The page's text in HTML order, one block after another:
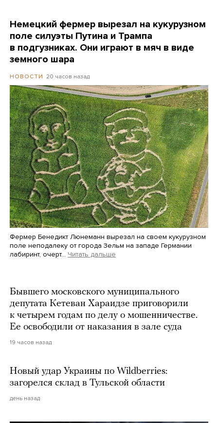
Немецкий фермер вырезал на кукурузном
поле силуэты Путина и Трампа
в подгузниках. Они играют в мяч в виде
земного шара
НОВОСТИ 20 часов назад
Фермер Бенедикт Люнеманн вырезал на своем кукурузном
поле неподалеку от города Зельм на западе Германии
лабиринт, очерт… Читать дальше
Бывшего московского муниципального
депутата Кетеван Хараидзе приговорили
к четырем годам по делу о мошенничестве.
Ее освободили от наказания в зале суда
19 часов назад
Новый удар Украины по Wildberries:
загорелся склад в Тульской области
день назад